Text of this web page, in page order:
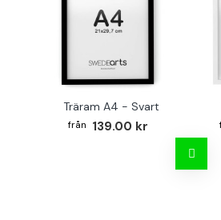
Träram A4 - Svart
139.00 kr